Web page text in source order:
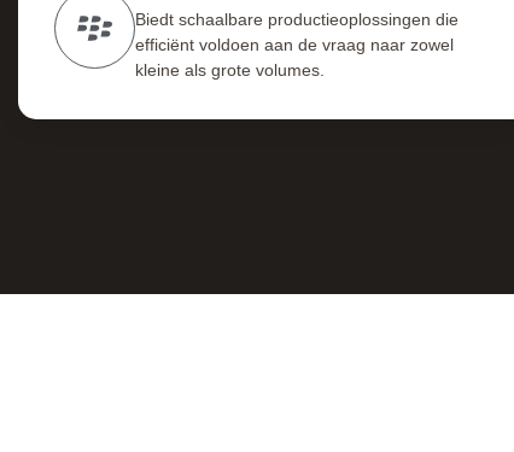
Biedt schaalbare productieoplossingen die
efficiënt voldoen aan de vraag naar zowel
kleine als grote volumes.